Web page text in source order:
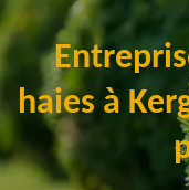
haies à